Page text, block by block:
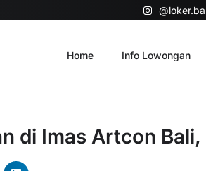
Home Info Lowongan
di Imas Artcon